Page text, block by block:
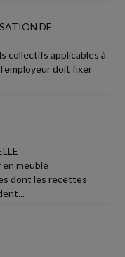
DE
collectifs applicables à
doit fixer
meublé
dont les recettes